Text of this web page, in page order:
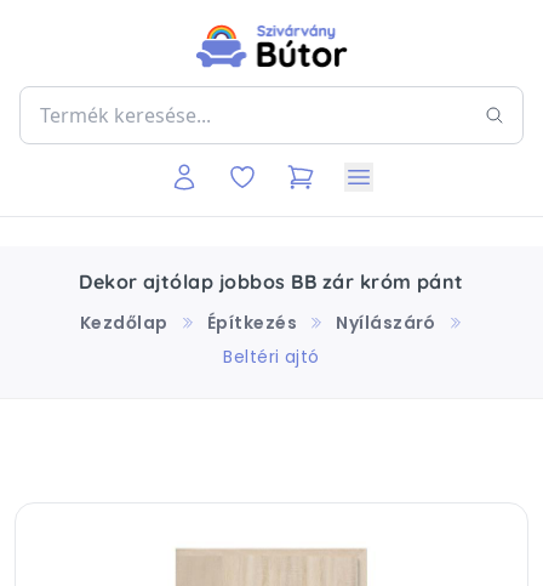
Dekor ajtólap jobbos BB zár króm pánt
Kezdőlap
Építkezés
Nyílászáró
Beltéri ajtó